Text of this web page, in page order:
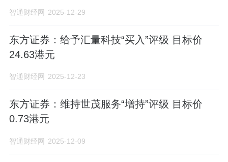
智通财经网 2025-12-29
东方证券：给予汇量科技“买入”评级 目标价
24.63港元
智通财经网 2025-12-23
东方证券：维持世茂服务“增持”评级 目标价
0.73港元
智通财经网 2025-12-09